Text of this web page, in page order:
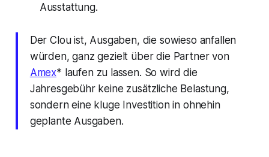
Ausstattung.
Der Clou ist, Ausgaben, die sowieso anfallen
würden, ganz gezielt über die Partner von
Amex* laufen zu lassen. So wird die
Jahresgebühr keine zusätzliche Belastung,
sondern eine kluge Investition in ohnehin
geplante Ausgaben.